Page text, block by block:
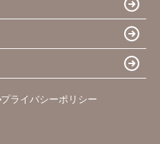
プライバシーポリシー